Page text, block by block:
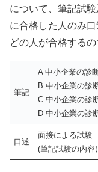
について、筆記試
に合格した人のみ
どの人が合格する
筆記
A 中小企業の診
B 中小企業の診
C 中小企業の診
D 中小企業の診
口述
面接による試験
(筆記試験の内容